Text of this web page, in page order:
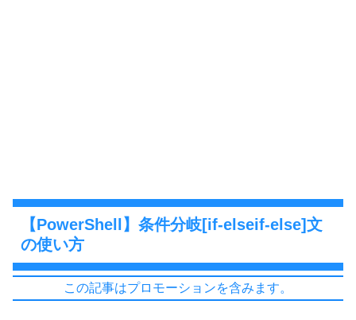
【PowerShell】条件分岐[if-elseif-else]文
の使い方
この記事はプロモーションを含みます。